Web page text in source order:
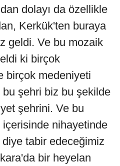
dolayı da özellikle
Kerkük'ten buraya
geldi. Ve bu mozaik
ki birçok
birçok medeniyeti
bu şehri biz bu şekilde
şehrini. Ve bu
nihayetinde
tabir edeceğimiz
bir heyelan